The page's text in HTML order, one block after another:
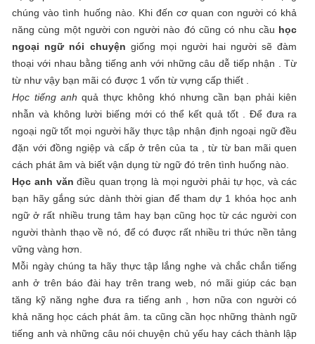
chúng vào tình huống nào. Khi đến cơ quan con người có khả
năng cùng một người con người nào đó cũng có nhu cầu học
ngoại ngữ nói chuyện giống mọi người hai người sẽ đàm
thoại với nhau bằng tiếng anh với những câu dễ tiếp nhận . Từ
từ như vậy bạn mãi có được 1 vốn từ vựng cấp thiết .
Học tiếng anhquả thực không khó nhưng cần bạn phải kiên
nhẫn và không lười biếng mới có thể kết quả tốt . Để đưa ra
ngoại ngữ tốt mọi người hãy thực tập nhận định ngoại ngữ đều
đặn với đồng ngiệp và cấp ở trên của ta , từ từ ban mãi quen
cách phát âm và biết vận dụng từ ngữ đó trên tình huống nào.
Học anh vănđiều quan trọng là mọi người phải tự học, và các
bạn hãy gắng sức dành thời gian để tham dự 1 khóa học anh
ngữ ở rất nhiều trung tâm hay bạn cũng học từ các người con
người thành thạo về nó, để có được rất nhiều tri thức nền tảng
vững vàng hơn.
Mỗi ngày chúng ta hãy thực tập lắng nghe và chắc chắn tiếng
anh ở trên báo đài hay trên trang web, nó mãi giúp các bạn
tăng kỹ năng nghe đưa ra tiếng anh , hơn nữa con người có
khả năng học cách phát âm. ta cũng cần học những thành ngữ
tiếng anh và những câu nói chuyện chủ yếu hay cách thành lập